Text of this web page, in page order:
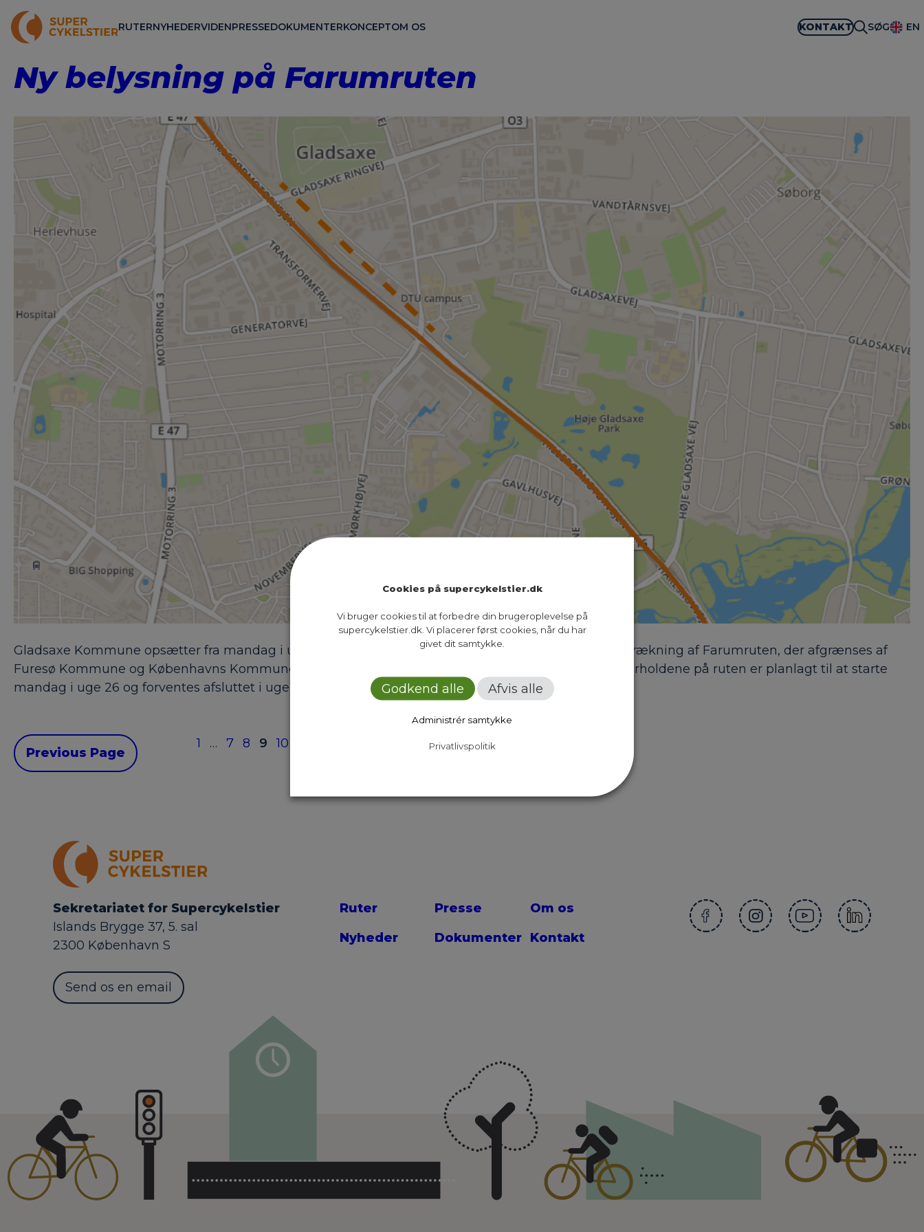
RUTERNYHEDERVIDENPRESSEDOKUMENTERKONCEPTOM OS KONTAKT SØG EN
Ny belysning på Farumruten
Gladsaxe Kommune opsætter fra mandag i uge 26 nyt LED-lys på Farumruten. Dette sker på den strækning af Farumruten, der afgrænses af
Furesø Kommune og Københavns Kommune. Anlægsarbejdet der har til hensigt at forbedre cykelforholdene på ruten er planlagt til at starte
mandag i uge 26 og forventes afsluttet i uge 35. Arbejdet kommer til…
Previous Page
1 … 7 8 9 10
Next Page
Sekretariatet for Supercykelstier
Islands Brygge 37, 5. sal
2300 København S
Send os en email
Ruter
Nyheder
Presse
Dokumenter
Om os
Kontakt
Cookies på supercykelstier.dk
Vi bruger cookies til at forbedre din brugeroplevelse på
supercykelstier.dk. Vi placerer først cookies, når du har
givet dit samtykke.
Godkend alle Afvis alle
Administrér samtykke
Privatlivspolitik